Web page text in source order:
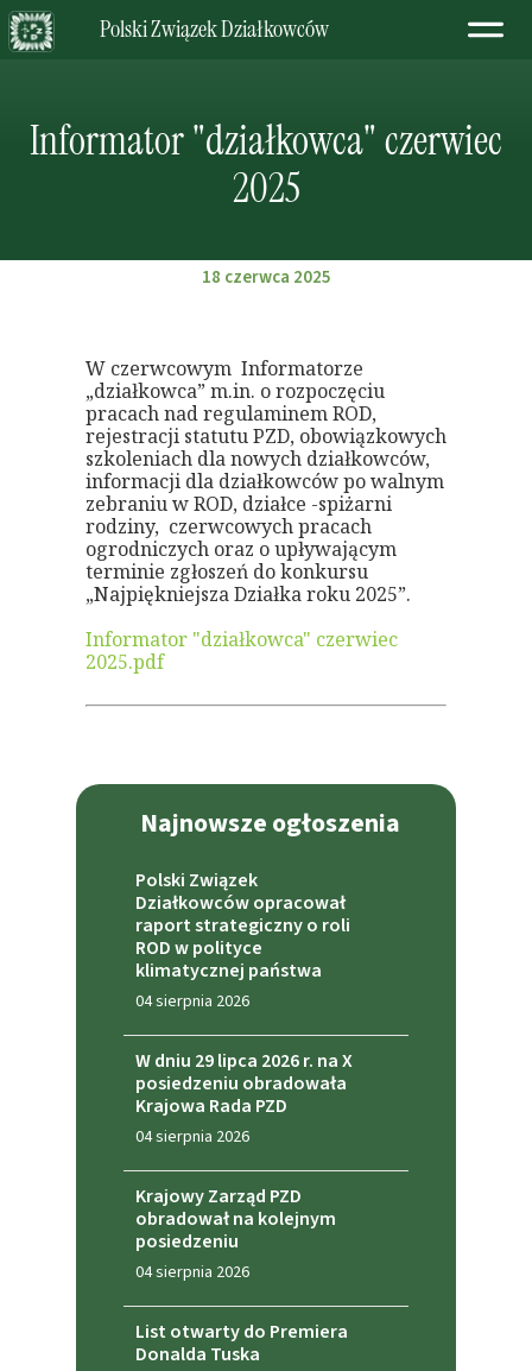
Polski Związek Działkowców
Najnowsze ogłoszenia
Polski Związek
Działkowców opracował
raport strategiczny o roli
ROD w polityce
klimatycznej państwa
04 sierpnia 2026
W dniu 29 lipca 2026 r. na X
posiedzeniu obradowała
Krajowa Rada PZD
04 sierpnia 2026
Krajowy Zarząd PZD
obradował na kolejnym
posiedzeniu
04 sierpnia 2026
List otwarty do Premiera
Donalda Tuska
Informator "działkowca" czerwiec
2025
18 czerwca 2025
W czerwcowym Informatorze
„działkowca” m.in. o rozpoczęciu
pracach nad regulaminem ROD,
rejestracji statutu PZD, obowiązkowych
szkoleniach dla nowych działkowców,
informacji dla działkowców po walnym
zebraniu w ROD, działce -spiżarni
rodziny, czerwcowych pracach
ogrodniczych oraz o upływającym
terminie zgłoszeń do konkursu
„Najpiękniejsza Działka roku 2025”.
Informator "działkowca" czerwiec
2025.pdf